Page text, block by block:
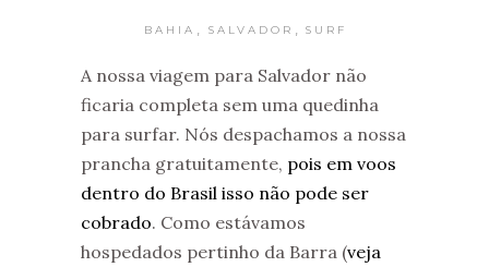
BAHIA SALVADOR SURF
A nossa viagem para Salvador não
ficaria completa sem uma quedinha
para surfar. Nós despachamos a nossa
prancha gratuitamente, pois em voos
dentro do Brasil isso não pode ser
cobrado. Como estávamos
hospedados pertinho da Barra (veja